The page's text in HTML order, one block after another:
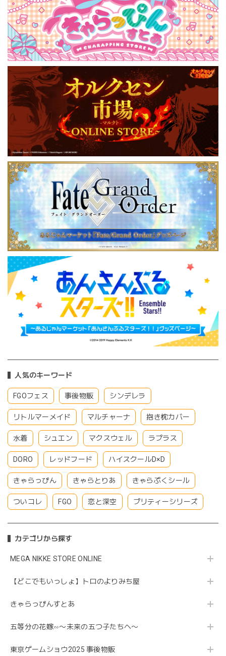
人気のキーワード
FGOフェス 事後物販 シンデレラ
リトルマーメイド マルチャーナ 抱き枕カバー
水着 シュエン マクスウェル ラプラス
DORO レッドフード ハイスクールD×D
きゃらっぴん きゃらとりあ きゃらぷくシール
ついコレ FGO 恋と深空 プリティーシリーズ
カテゴリから探す
MEGA NIKKE STORE ONLINE
【どこでもいっしょ】トロのよりみち屋
きゃらっぴんすとあ
五等分の花嫁∽〜未来の五つ子たちへ〜
東京ゲームショウ2025 事後物販